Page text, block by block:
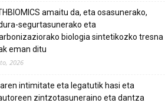
amaitu da, eta osasunerako,
segurtasunerako eta
biologia sintetikozko tresna
eman ditu
2026
intimitate eta legatutik hasi eta
zintzotasuneraino eta dantza